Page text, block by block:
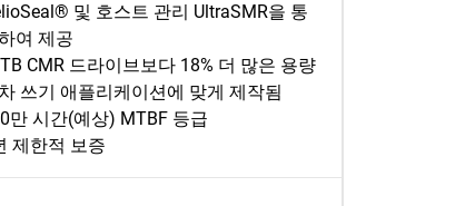
및 호스트 관리 UltraSMR을 통
여 제공
CMR 드라이브보다 18% 더 많은 용량
쓰기 애플리케이션에 맞게 제작됨
만 시간(예상) MTBF 등급
제한적 보증